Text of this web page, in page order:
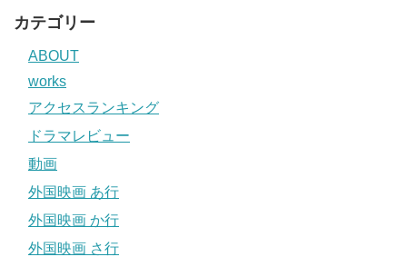
カテゴリー
ABOUT
works
アクセスランキング
ドラマレビュー
動画
外国映画 あ行
外国映画 か行
外国映画 さ行